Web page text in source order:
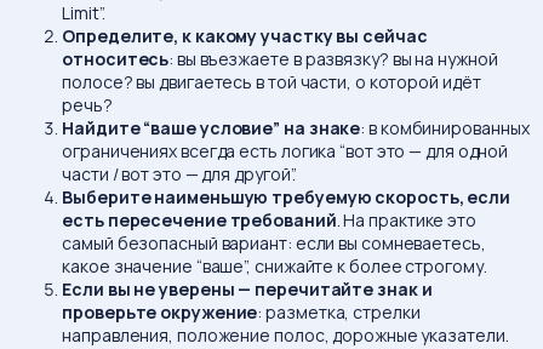
Limit”.
Определите, к какому участку вы сейчас
относитесь: вы въезжаете в развязку? вы на нужной
полосе? вы двигаетесь в той части, о которой идёт
речь?
Найдите “ваше условие” на знаке: в комбинированных
ограничениях всегда есть логика “вот это — для одной
части / вот это — для другой”.
Выберите наименьшую требуемую скорость, если
есть пересечение требований. На практике это
самый безопасный вариант: если вы сомневаетесь,
какое значение “ваше”, снижайте к более строгому.
Если вы не уверены — перечитайте знак и
проверьте окружение: разметка, стрелки
направления, положение полос, дорожные указатели.